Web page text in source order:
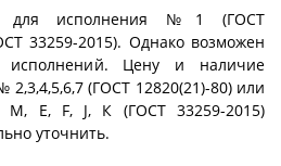
для исполнения №1 (ГОСТ
33259-2015). Однако возможен
исполнений. Цену и наличие
(ГОСТ 12820(21)-80) или
E, F, J, К (ГОСТ 33259-2015)
уточнить.